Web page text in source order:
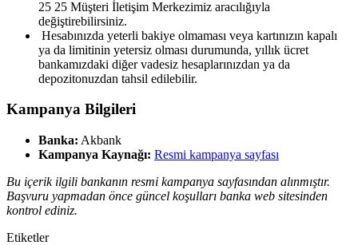
25 25 Müşteri İletişim Merkezimiz aracılığıyla
değiştirebilirsiniz.
​ Hesabınızda yeterli bakiye olmaması veya kartınızın kapalı
ya da limitinin yetersiz olması durumunda, yıllık ücret
bankamızdaki diğer vadesiz hesaplarınızdan ya da
depozitonuzdan tahsil edilebilir.
Kampanya Bilgileri
Banka: Akbank
Kampanya Kaynağı: Resmi kampanya sayfası
Bu içerik ilgili bankanın resmi kampanya sayfasından alınmıştır.
Başvuru yapmadan önce güncel koşulları banka web sitesinden
kontrol ediniz.
Etiketler